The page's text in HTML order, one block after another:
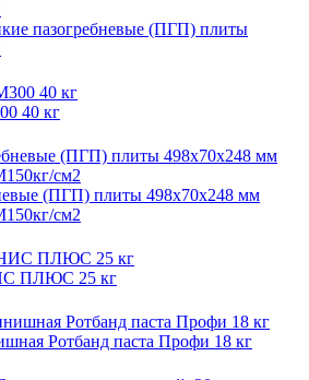
пазогребневые (ПГП) плиты
40 кг
(ПГП) плиты 498х70х248 мм
см2
ПЛЮС 25 кг
Ротбанд паста Профи 18 кг